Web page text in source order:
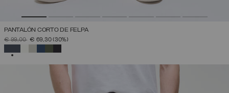
PANTALÓN CORTO DE FELPA
PRECIO REBAJADO DE
€ 99,00A€ 69,30(30%)